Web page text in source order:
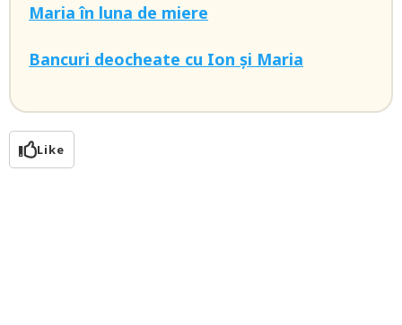
Maria în luna de miere
Bancuri deocheate cu Ion și Maria
Like